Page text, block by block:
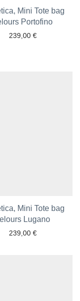
Mini Tote bag
Portofino
239,00 €
aux favoris
Mini Tote bag
Lugano
239,00 €
aux favoris